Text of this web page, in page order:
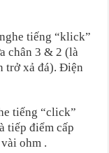
tiếng “klick”
chân 3 & 2 (là
trở xả đá). Điện
tiếng “click”
tiếp điểm cấp
ohm .